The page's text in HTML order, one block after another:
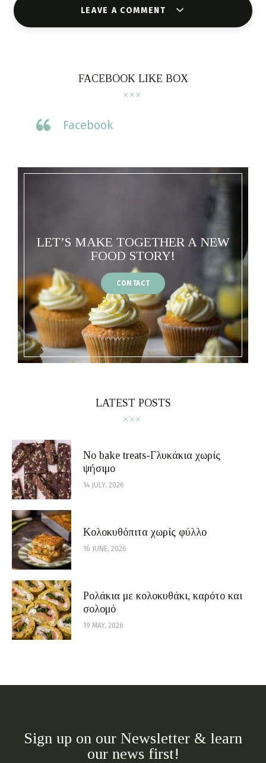
LEAVE A COMMENT
FACEBOOK LIKE BOX
Facebook
LET’S MAKE TOGETHER A NEW
FOOD STORY!
CONTACT
LATEST POSTS
No bake treats-Γλυκάκια χωρίς
ψήσιμο
14 JULY, 2026
Κολοκυθόπιτα χωρίς φύλλο
16 JUNE, 2026
Ρολάκια με κολοκυθάκι, καρότο και
σολομό
19 MAY, 2026
Sign up on our Newsletter & learn
our news first!